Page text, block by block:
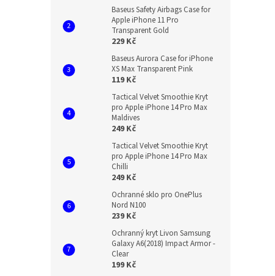
Baseus Safety Airbags Case for
Apple iPhone 11 Pro
Transparent Gold
229 Kč
Baseus Aurora Case for iPhone
XS Max Transparent Pink
119 Kč
Tactical Velvet Smoothie Kryt
pro Apple iPhone 14 Pro Max
Maldives
249 Kč
Tactical Velvet Smoothie Kryt
pro Apple iPhone 14 Pro Max
Chilli
249 Kč
Ochranné sklo pro OnePlus
Nord N100
239 Kč
Ochranný kryt Livon Samsung
Galaxy A6(2018) Impact Armor -
Clear
199 Kč